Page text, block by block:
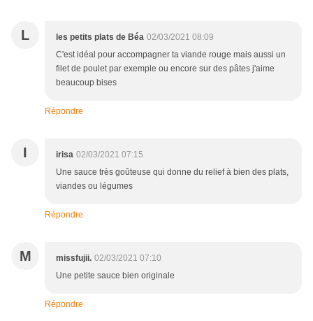
L les petits plats de Béa 02/03/2021 08:09
C'est idéal pour accompagner ta viande rouge mais aussi un
filet de poulet par exemple ou encore sur des pâtes j'aime
beaucoup bises
Répondre
I irisa 02/03/2021 07:15
Une sauce très goûteuse qui donne du relief à bien des plats,
viandes ou légumes
Répondre
M missfujii. 02/03/2021 07:10
Une petite sauce bien originale
Répondre